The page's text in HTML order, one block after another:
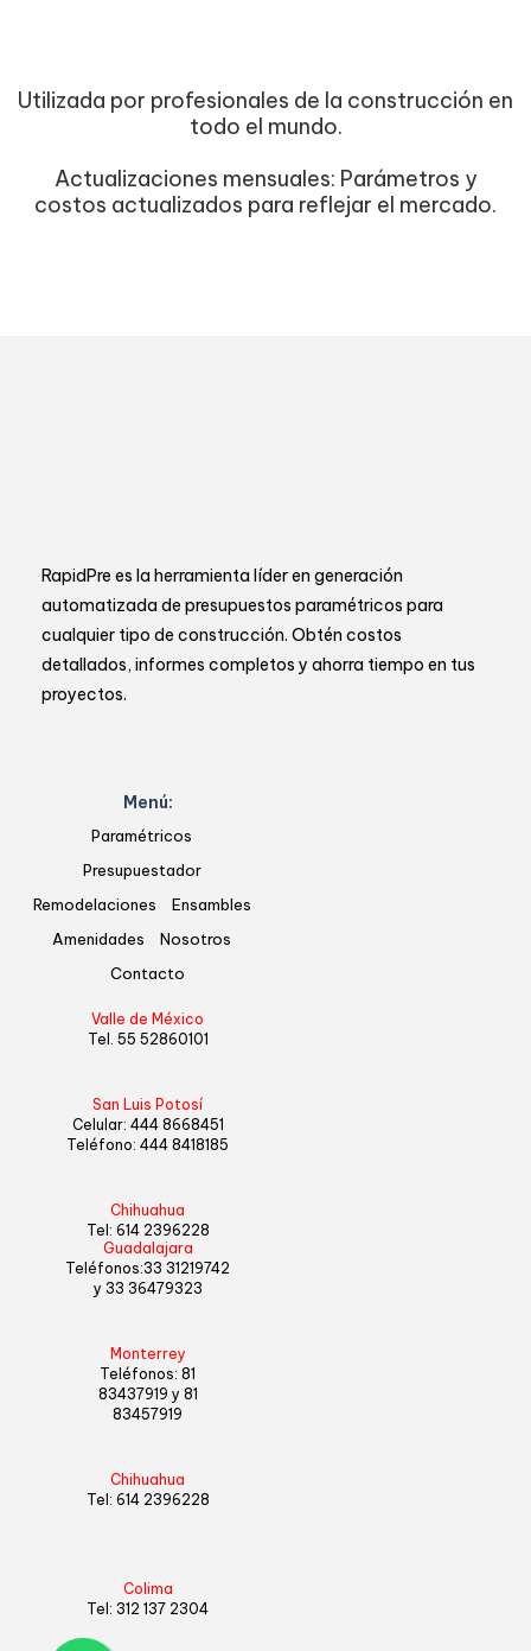
Utilizada por profesionales de la construcción en
todo el mundo.
Actualizaciones mensuales: Parámetros y
costos actualizados para reflejar el mercado.
RapidPre es la herramienta líder en generación
automatizada de presupuestos paramétricos para
cualquier tipo de construcción. Obtén costos
detallados, informes completos y ahorra tiempo en tus
proyectos.
Menú:
Paramétricos
Presupuestador
Remodelaciones
Ensambles
Amenidades
Nosotros
Contacto
Valle de México
Tel. 55 52860101
San Luis Potosí
Celular: 444 8668451
Teléfono: 444 8418185
Chihuahua
Tel: 614 2396228
Guadalajara
Teléfonos:33 31219742
y 33 36479323
Monterrey
Teléfonos: 81
83437919 y 81
83457919
Chihuahua
Tel: 614 2396228
Colima
Tel: 312 137 2304